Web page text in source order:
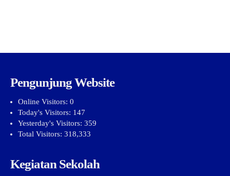
Pengunjung Website
Online Visitors: 0
Today's Visitors: 147
Yesterday's Visitors: 359
Total Visitors: 318,333
Kegiatan Sekolah